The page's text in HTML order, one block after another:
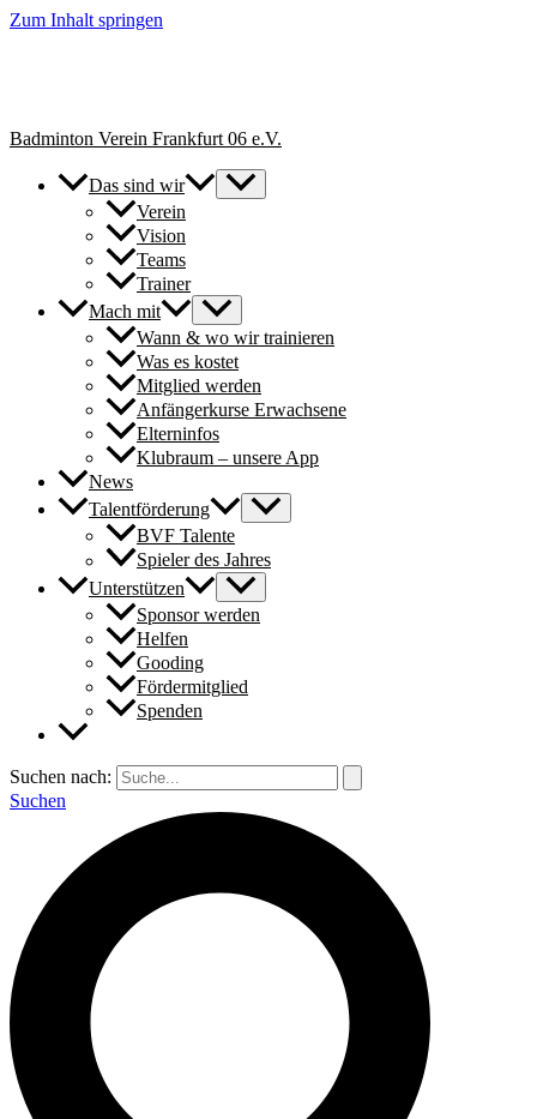
Zum Inhalt springen
Badminton Verein Frankfurt 06 e.V.
Das sind wir
Verein
Vision
Teams
Trainer
Mach mit
Wann & wo wir trainieren
Was es kostet
Mitglied werden
Anfängerkurse Erwachsene
Elterninfos
Klubraum – unsere App
News
Talentförderung
BVF Talente
Spieler des Jahres
Unterstützen
Sponsor werden
Helfen
Gooding
Fördermitglied
Spenden
Suchen nach:
Suchen